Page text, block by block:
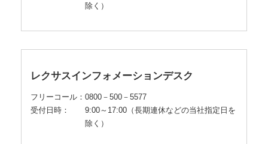
除く）
レクサスインフォメーションデスク
フリーコール： 0800－500－5577
受付日時：
9:00～17:00（長期連休などの当社指定日を
除く）